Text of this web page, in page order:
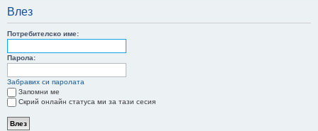
Влез
Потребителско име:
Парола:
Забравих си паролата
Запомни ме
Скрий онлайн статуса ми за тази сесия